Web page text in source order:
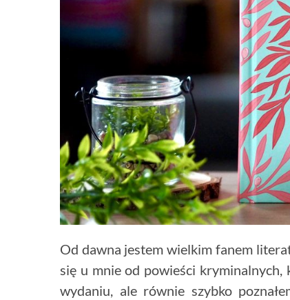
Od dawna jestem wielkim fanem
się u mnie od powieści kryminalnych,
wydaniu, ale równie szybko